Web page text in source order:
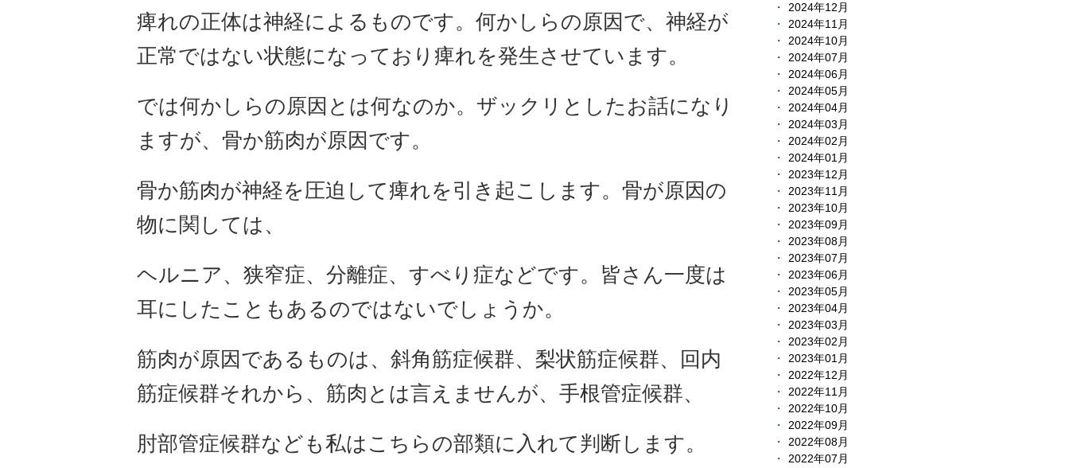
痺れの正体は神経によるものです。何かしらの原因で、神経が
正常ではない状態になっており痺れを発生させています。
では何かしらの原因とは何なのか。ザックリとしたお話になり
ますが、骨か筋肉が原因です。
骨か筋肉が神経を圧迫して痺れを引き起こします。骨が原因の
物に関しては、
ヘルニア、狭窄症、分離症、すべり症などです。皆さん一度は
耳にしたこともあるのではないでしょうか。
筋肉が原因であるものは、斜角筋症候群、梨状筋症候群、回内
筋症候群それから、筋肉とは言えませんが、手根管症候群、
肘部管症候群なども私はこちらの部類に入れて判断します。
2024年12月
2024年11月
2024年10月
2024年07月
2024年06月
2024年05月
2024年04月
2024年03月
2024年02月
2024年01月
2023年12月
2023年11月
2023年10月
2023年09月
2023年08月
2023年07月
2023年06月
2023年05月
2023年04月
2023年03月
2023年02月
2023年01月
2022年12月
2022年11月
2022年10月
2022年09月
2022年08月
2022年07月